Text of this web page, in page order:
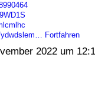
ydwdslem… Fortfahren
2022 um